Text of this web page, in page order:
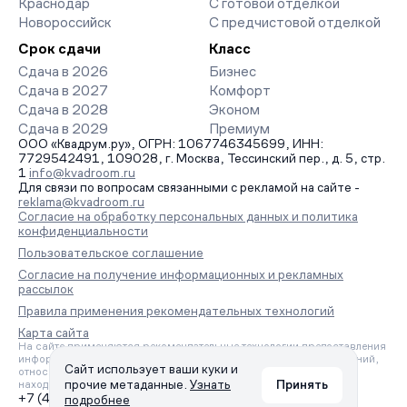
Краснодар
Новороссийск
С готовой отделкой
С предчистовой отделкой
Срок сдачи
Сдача в 2026
Сдача в 2027
Сдача в 2028
Сдача в 2029
Класс
Бизнес
Комфорт
Эконом
Премиум
ООО «Квадрум.ру», ОГРН: 1067746345699, ИНН:
7729542491, 109028, г. Москва, Тессинский пер., д. 5, стр.
1 info@kvadroom.ru
Для связи по вопросам связанными с рекламой на сайте -
reklama@kvadroom.ru
Согласие на обработку персональных данных и политика
конфиденциальности
Пользовательское соглашение
Согласие на получение информационных и рекламных
рассылок
Правила применения рекомендательных технологий
Карта сайта
На сайте применяются рекомендательные технологии предоставления
информации на основе сбора, систематизации и анализа сведений,
относящихся к предпочтениям пользователей сети «Интернет»,
находящихся на территории Российской Федерации.
+7 (495) 157-88-80
Сайт использует ваши куки и
прочие метаданные. Узнать
подробнее
Принять